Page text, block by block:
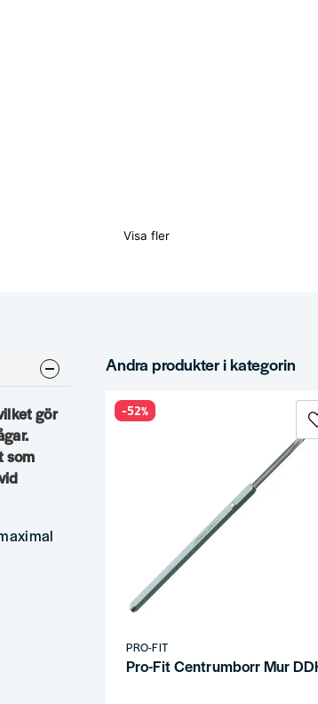
Visa fler
gör
som
Andra produkter i kategorin
PRO-FIT
Pro-Fit Centrumborr Mur
-52%